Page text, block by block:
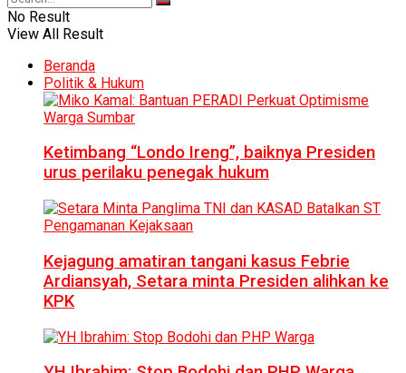
No Result
View All Result
Beranda
Politik & Hukum
Ketimbang “Londo Ireng”, baiknya Presiden
urus perilaku penegak hukum
Kejagung amatiran tangani kasus Febrie
Ardiansyah, Setara minta Presiden alihkan ke
KPK